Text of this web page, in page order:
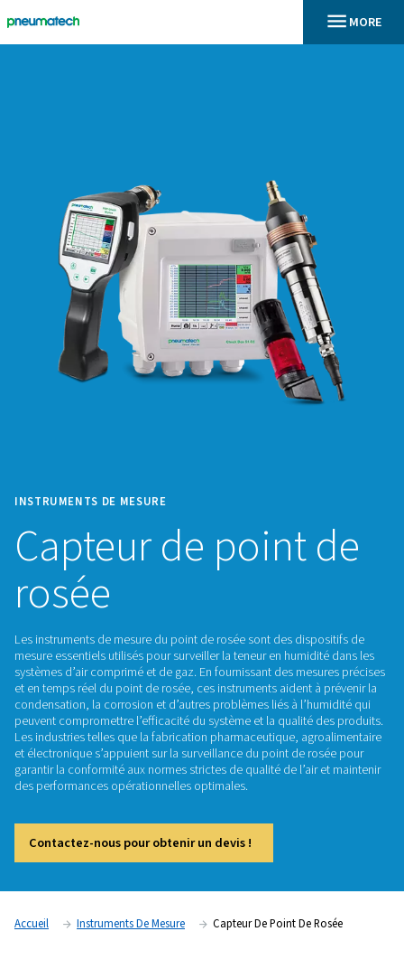
Capteur de point
rosée
Les instruments de mesure du point de rosée sont des
mesure essentiels utilisés pour surveiller la teneur en
systèmes d’air comprimé et de gaz. En fournissant des
et en temps réel du point de rosée, ces instruments aident
Les industries telles que la fabrication pharmaceutique,